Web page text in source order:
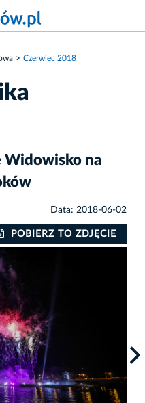
Czerwiec 2018
Widowisko na
Data: 2018-06-02
POBIERZ TO ZDJĘCIE